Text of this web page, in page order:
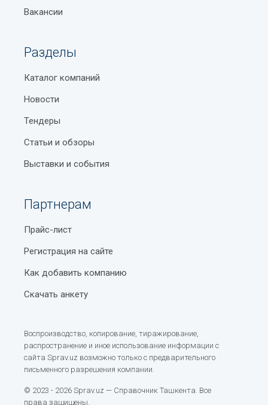
Вакансии
Разделы
Каталог компаний
Новости
Тендеры
Статьи и обзоры
Выставки и события
Партнерам
Прайс-лист
Регистрация на сайте
Как добавить компанию
Скачать анкету
Воспроизводство, копирование, тиражирование,
распространение и иное использование информации с
сайта Sprav.uz возможно только с предварительного
письменного разрешения компании.
© 2023 - 2026 Sprav.uz — Справочник Ташкента. Все
права защищены.